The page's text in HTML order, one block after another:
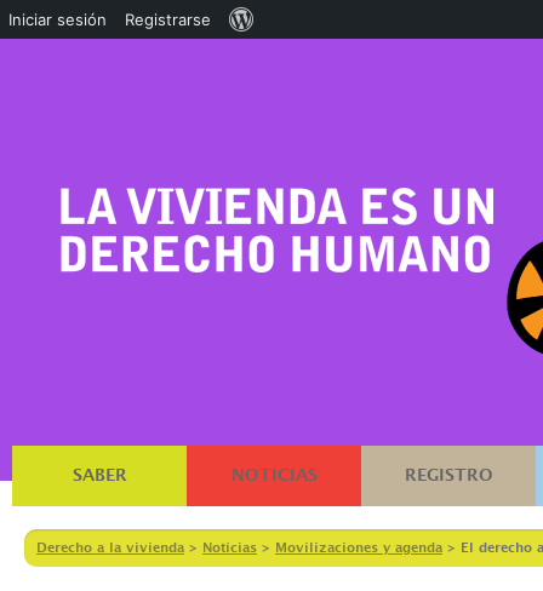
SABER NOTICIAS REGISTRO
Derecho a la vivienda > Notícias > Movilizaciones y agenda > El derecho
Iniciar sesión Registrarse